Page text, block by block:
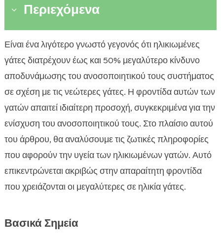
3 Περιεχόμενα

Γιατί η ενίσχυση ανοσοποιητικού είναι
σημαντική για ηλικιωμένες γάτες
 Συμπτώματα αδύναμου ανοσοποιητικού
συστήματος στη γάτα σας
Συμβουλές για την ενίσχυση ανοσοποιητικού
ηλικιωμένης γάτας
 Η σημασία της σωστής διατροφής για την υγεία
της γάτας
 Ποιοτική τροφή – Καλύτερες επιλογές για
ηλικιωμένες γάτες
 Η επίδραση των προβιοτικών στην ενίσχυση
για γάτες
Είναι ένα λιγότερο γνωστό γεγονός ότι ηλικιωμένες
γάτες διατρέχουν έως και 50% μεγαλύτερο κίνδυνο
αποδυνάμωσης του ανοσοποιητικού τους συστήματος
σε σχέση με τις νεώτερες γάτες. Η φροντίδα αυτών των
γατών απαιτεί ιδιαίτερη προσοχή, συγκεκριμένα για την
ενίσχυση του ανοσοποιητικού τους. Στο πλαίσιο αυτού
του άρθρου, θα αναλύσουμε τις ζωτικές πληροφορίες
που αφορούν την υγεία των ηλικιωμένων γατών. Αυτό
επικεντρώνεται ακριβώς στην απαραίτητη φροντίδα
που χρειάζονται οι μεγαλύτερες σε ηλικία γάτες.
Βασικά Σημεία